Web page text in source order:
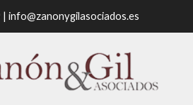
| info@zanonygilasociados.es